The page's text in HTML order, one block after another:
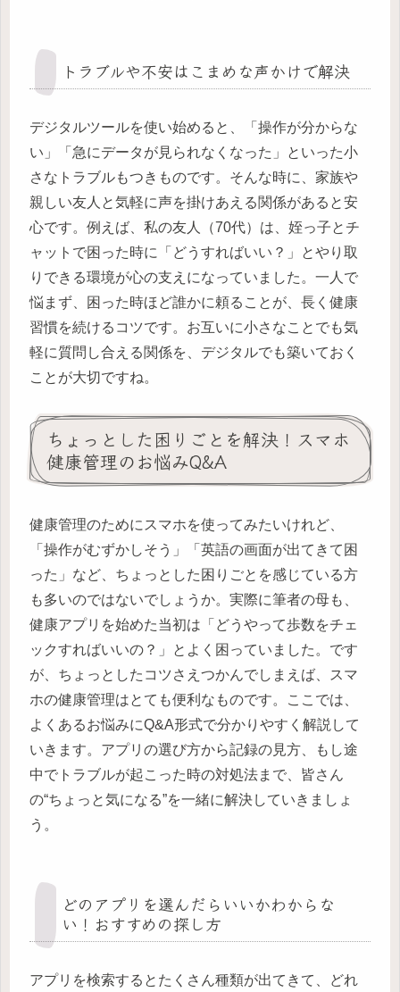
トラブルや不安はこまめな声かけで解決
デジタルツールを使い始めると、「操作が分からな
い」「急にデータが見られなくなった」といった小
さなトラブルもつきものです。そんな時に、家族や
親しい友人と気軽に声を掛けあえる関係があると安
心です。例えば、私の友人（70代）は、姪っ子とチ
ャットで困った時に「どうすればいい？」とやり取
りできる環境が心の支えになっていました。一人で
悩まず、困った時ほど誰かに頼ることが、長く健康
習慣を続けるコツです。お互いに小さなことでも気
軽に質問し合える関係を、デジタルでも築いておく
ことが大切ですね。
ちょっとした困りごとを解決！スマホ
健康管理のお悩みQ&A
健康管理のためにスマホを使ってみたいけれど、
「操作がむずかしそう」「英語の画面が出てきて困
った」など、ちょっとした困りごとを感じている方
も多いのではないでしょうか。実際に筆者の母も、
健康アプリを始めた当初は「どうやって歩数をチェ
ックすればいいの？」とよく困っていました。です
が、ちょっとしたコツさえつかんでしまえば、スマ
ホの健康管理はとても便利なものです。ここでは、
よくあるお悩みにQ&A形式で分かりやすく解説して
いきます。アプリの選び方から記録の見方、もし途
中でトラブルが起こった時の対処法まで、皆さん
の“ちょっと気になる”を一緒に解決していきましょ
う。
どのアプリを選んだらいいかわからな
い！おすすめの探し方
アプリを検索するとたくさん種類が出てきて、どれ